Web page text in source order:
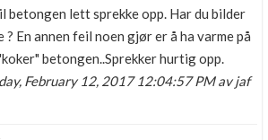
betongen lett sprekke opp. Har du bilder
En annen feil noen gjør er å ha varme på
betongen..Sprekker hurtig opp.
February 12, 2017 12:04:57 PM av jaf